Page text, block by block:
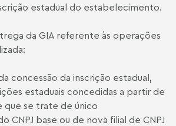
estadual do estabelecimento.
da GIA referente às operações
concessão da inscrição estadual,
estaduais concedidas a partir de
que se trate de único
CNPJ base ou de nova filial de CNPJ